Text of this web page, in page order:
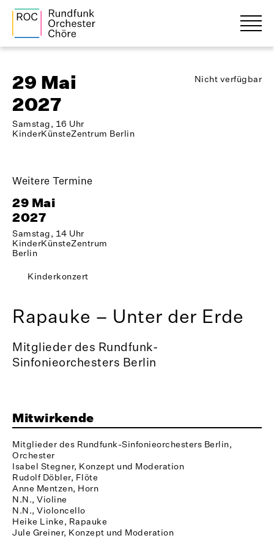
29 Mai
2027
Samstag, 16 Uhr
KinderKünsteZentrum Berlin
Nicht verfügbar
Weitere Termine
29 Mai
2027
Samstag, 14 Uhr
KinderKünsteZentrum
Berlin
Kinderkonzert
Rapauke – Unter der Erde
Mitglieder des Rundfunk-
Sinfonieorchesters Berlin
Mitwirkende
Mitglieder des Rundfunk-Sinfonieorchesters Berlin,
Orchester
Isabel Stegner, Konzept und Moderation
Rudolf Döbler, Flöte
Anne Mentzen, Horn
N.N., Violine
N.N., Violoncello
Heike Linke, Rapauke
Jule Greiner, Konzept und Moderation